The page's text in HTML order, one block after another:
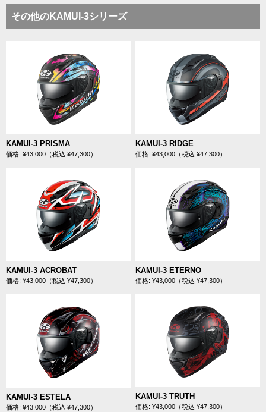
その他のKAMUI-3シリーズ
KAMUI-3 PRISMA
価格: ¥43,000（税込 ¥47,300）
KAMUI-3 RIDGE
価格: ¥43,000（税込 ¥47,300）
KAMUI-3 ACROBAT
価格: ¥43,000（税込 ¥47,300）
KAMUI-3 ETERNO
価格: ¥43,000（税込 ¥47,300）
KAMUI-3 ESTELA
価格: ¥43,000（税込 ¥47,300）
KAMUI-3 TRUTH
価格: ¥43,000（税込 ¥47,300）